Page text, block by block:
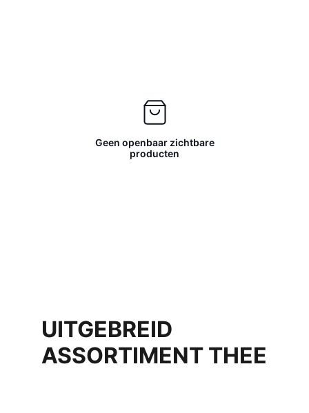
Geen openbaar zichtbare
producten
UITGEBREID
ASSORTIMENT THEE